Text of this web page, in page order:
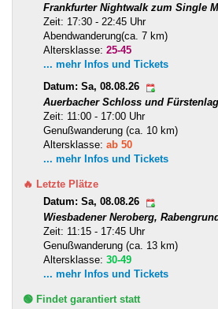
Frankfurter Nightwalk zum Single
Zeit: 17:30 - 22:45 Uhr
Abendwanderung(ca. 7 km)
Altersklasse: 25-45
... mehr Infos und Tickets
Datum: Sa, 08.08.26
Auerbacher Schloss und
Zeit: 11:00 - 17:00 Uhr
Genußwanderung (ca. 10 km)
Altersklasse: ab 50
... mehr Infos und Tickets
🔥 Letzte Plätze
Datum: Sa, 08.08.26
Wiesbadener Neroberg,
Zeit: 11:15 - 17:45 Uhr
Genußwanderung (ca. 13 km)
Altersklasse: 30-49
... mehr Infos und Tickets
🟢 Findet garantiert statt